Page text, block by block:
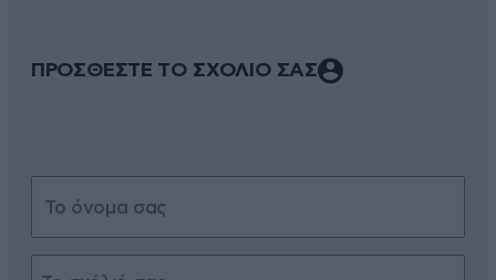
ΠΡΟΣΘΕΣΤΕ ΤΟ ΣΧΟΛΙΟ ΣΑΣ